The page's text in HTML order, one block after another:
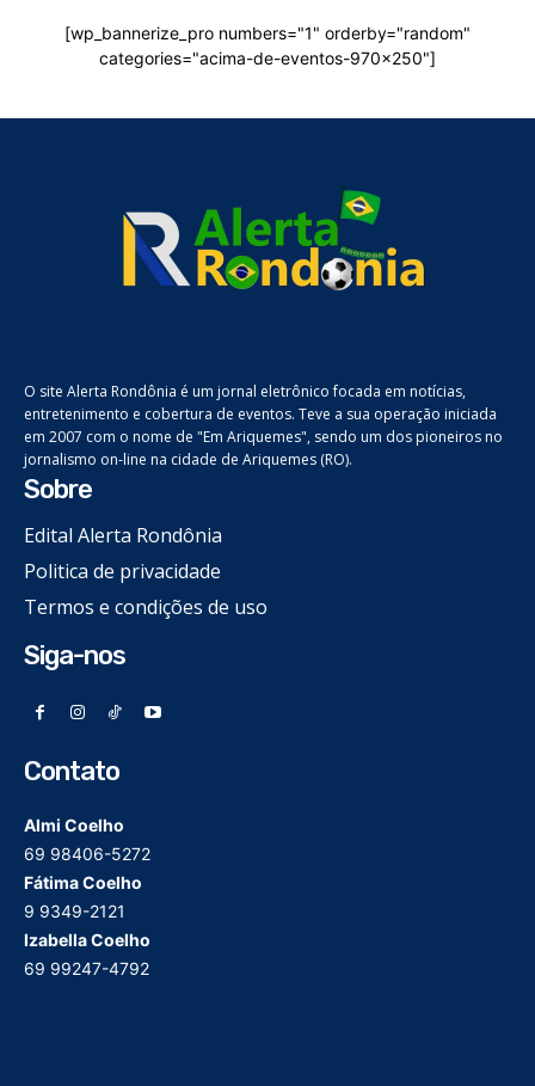
[wp_bannerize_pro numbers="1" orderby="random"
categories="acima-de-eventos-970x250"]
O site Alerta Rondônia é um jornal eletrônico focada em notícias,
entretenimento e cobertura de eventos. Teve a sua operação iniciada
em 2007 com o nome de "Em Ariquemes", sendo um dos pioneiros no
jornalismo on-line na cidade de Ariquemes (RO).
Sobre
Edital Alerta Rondônia
Politica de privacidade
Termos e condições de uso
Siga-nos
Contato
Almi Coelho
69 98406-5272
Fátima Coelho
9 9349-2121
Izabella Coelho
69 99247-4792